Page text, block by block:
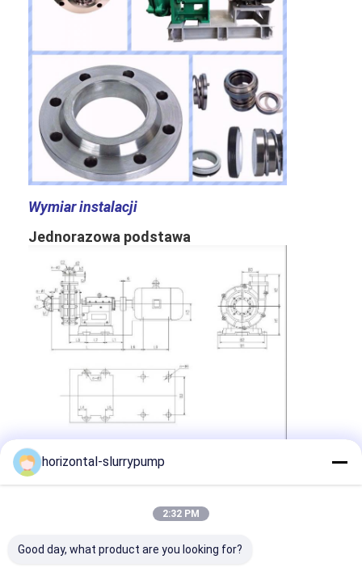
Wymiar instalacji
Jednorazowa podstawa
Baza udostępniania
horizontal-slurrypump
2:32 PM
Good day, what product are you looking for?